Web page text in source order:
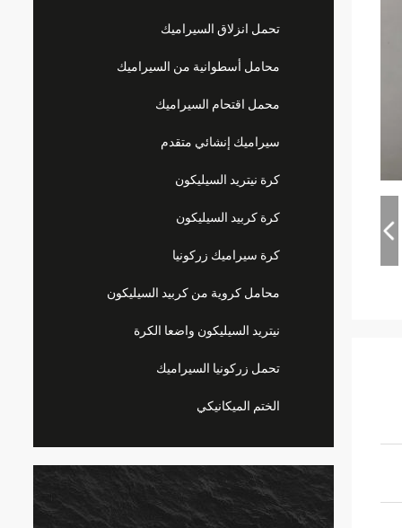
تحمل انزلاق السيراميك
محامل أسطوانية من السيراميك
محمل اقتحام السيراميك
سيراميك إنشائي متقدم
كرة نيتريد السيليكون
كرة كربيد السيليكون
كرة سيراميك زركونيا
محامل كروية من كربيد السيليكون
نيتريد السيليكون واضعا الكرة
تحمل زركونيا السيراميك
الختم الميكانيكي